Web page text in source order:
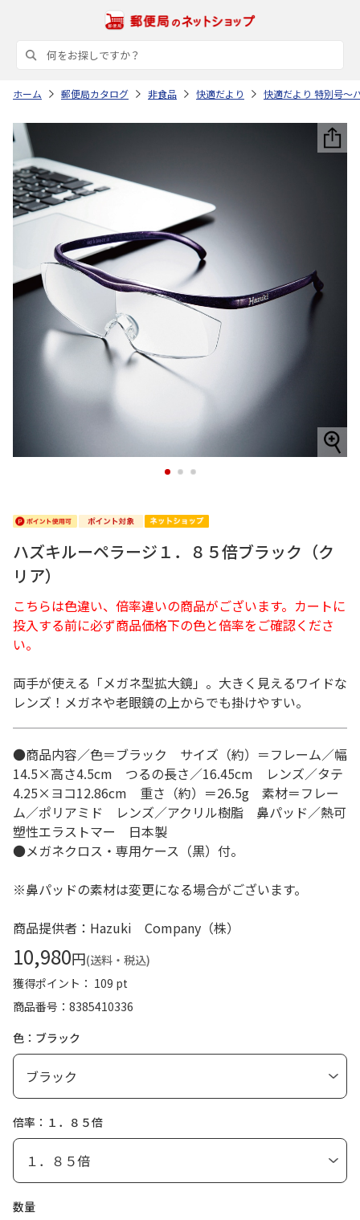
ホーム 郵便局カタログ 非食品 快適だより 快適だより 特別号～
1 2 3
ハズキルーペラージ１．８５倍ブラック（ク
リア）
こちらは色違い、倍率違いの商品がございます。カートに
投入する前に必ず商品価格下の色と倍率をご確認くださ
い。
両手が使える「メガネ型拡大鏡」。大きく見えるワイドな
レンズ！メガネや老眼鏡の上からでも掛けやすい。
●商品内容／色＝ブラック サイズ（約）＝フレーム／幅
14.5×高さ4.5cm つるの長さ／16.45cm レンズ／タテ
4.25×ヨコ12.86cm 重さ（約）＝26.5g 素材＝フレー
ム／ポリアミド レンズ／アクリル樹脂 鼻パッド／熱可
塑性エラストマー 日本製
●メガネクロス・専用ケース（黒）付。
※鼻パッドの素材は変更になる場合がございます。
商品提供者：Hazuki Company（株）
10,980円(送料・税込)
獲得ポイント： 109 pt
商品番号
8385410336
色：ブラック
倍率：１．８５倍
数量